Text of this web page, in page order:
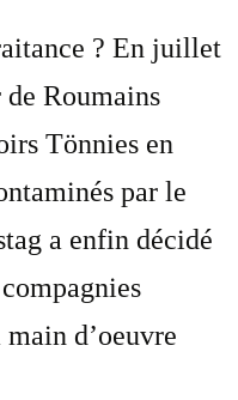
? En juillet
Roumains
Tönnies en
par le
a enfin décidé
main d’oeuvre